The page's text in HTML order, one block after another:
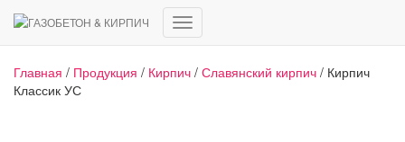
Переключить
Главная / Продукция / Кирпич / Славянский кирпич / Кирпич
Классик УС